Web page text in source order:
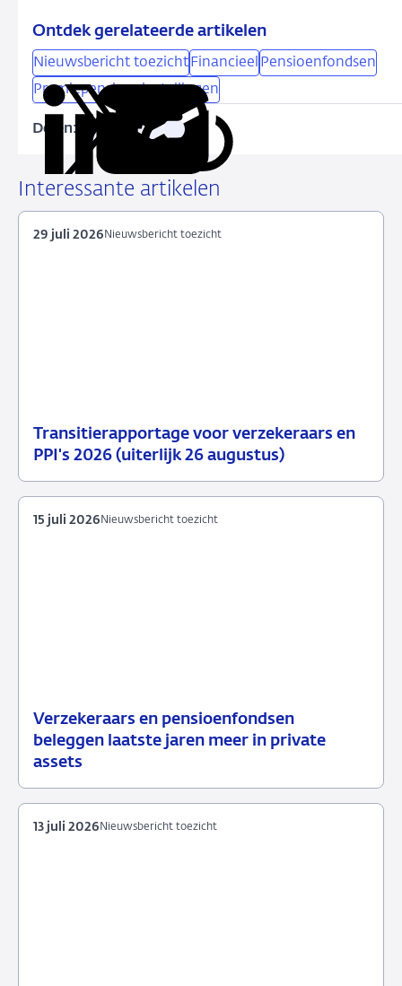
Ontdek gerelateerde artikelen
Nieuwsbericht toezicht Financieel
Pensioenfondsen
Premiepensioeninstellingen
Delen:
Deel
LinkedIn
X
Deel
Facebook
Deel
e-
Kopieer
Interessante artikelen
Transitierapportage voor verzekeraars en
PPI's 2026 (uiterlijk 26 augustus)
29
Nieuwsbericht
Nieuwsbericht toezicht
29 juli 2026
Verzekeraars en pensioenfondsen
beleggen laatste jaren meer in private
assets
15
juli
Nieuwsbericht
toezicht
Nieuwsbericht toezicht
15 juli 2026
Nieuwsbericht toezicht
13 juli 2026